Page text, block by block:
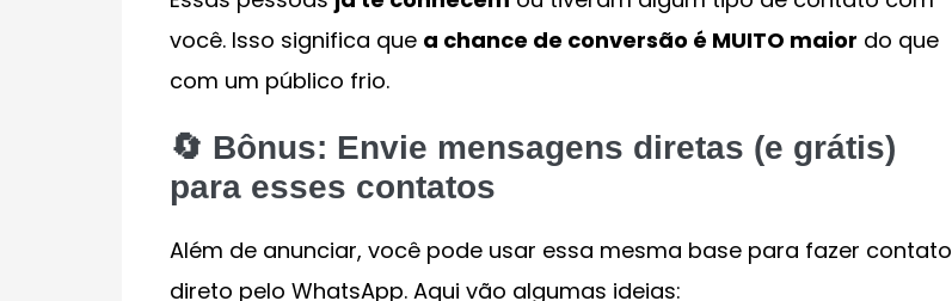
você. Isso significa que a chance de conversão é MUITO maior do que
com um público frio.
🔄 Bônus: Envie mensagens diretas (e grátis)
para esses contatos
Além de anunciar, você pode usar essa mesma base para fazer contato
direto pelo WhatsApp. Aqui vão algumas ideias: